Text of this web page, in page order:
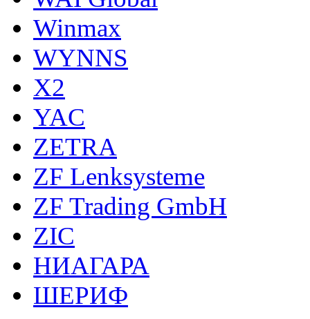
Winmax
WYNNS
X2
YAC
ZETRA
ZF Lenksysteme
ZF Trading GmbH
ZIC
НИАГАРА
ШЕРИФ